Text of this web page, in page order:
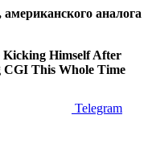
аналога
Kicking Himself After
CGI This Whole Time
Telegram